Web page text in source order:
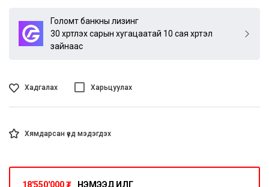
Голомт банкны лизинг
30 хүртлэх сарын хугацаатай 10 сая хүртэл
зайнаас
Хадгалах Харьцуулах
Хямдарсан үед мэдэгдэх
18'550'000₮
НЭМЭЭД ИЛҮҮГ